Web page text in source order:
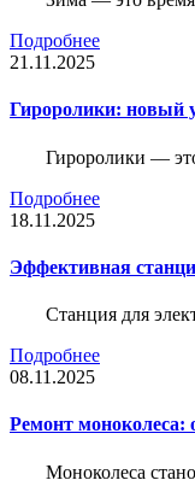
Подробнее
21.11.2025
Гироролики: новый
Гироролики —
Подробнее
18.11.2025
Эффективная
Станция для
Подробнее
08.11.2025
Ремонт
Моноколеса